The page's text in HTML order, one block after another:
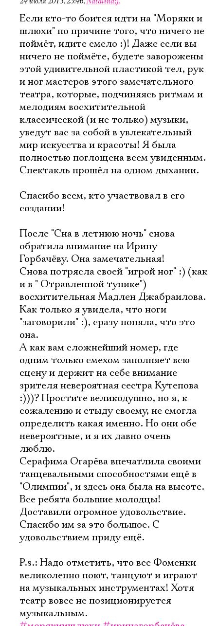
Если кто-то боится идти на "Моряки и
шлюхи" по причине того, что ничего не
поймёт, идите смело :)! Даже если вы
ничего не поймёте, будете заворожены
этой удивительной пластикой тел, рук
и ног мастеров этого замечательного
театра, которые, подчиняясь ритмам и
мелодиям восхитительной
классической (и не только) музыки,
уведут вас за собой в увлекательный
мир искусства и красоты! Я была
полностью поглощена всем увиденным.
Спектакль прошёл на одном дыхании.
Спасибо всем, кто участвовал в его
создании!
После "Сна в летнюю ночь" снова
обратила внимание на Ирину
Горбачёву. Она замечательная!
Снова потрясла своей "игрой ног" :) (как
и в " Отравленной тунике")
восхитительная Мадлен Джабраилова.
Как только я увидела, что ноги
"заговорили" :), сразу поняла, что это
она.
А как вам сложнейший номер, где
одним только смехом заполняет всю
сцену и держит на себе внимание
зрителя невероятная сестра Кутепова
:)))? Простите великодушно, но я, к
сожалению и стыду своему, не смогла
определить какая именно. Но они обе
невероятные, и я их давно очень
люблю.
Серафима Огарёва впечатлила своими
танцевальными способностями ещё в
"Олимпии", и здесь она была на высоте.
Все ребята большие молодцы!
Доставили огромное удовольствие.
Спасибо им за это большое. С
удовольствием приду ещё.
P.s.: Надо отметить, что все Фоменки
великолепно поют, танцуют и играют
на музыкальных инструментах! Хотя
театр вовсе не позиционируется
музыкальным.
Электропочта
Имя
Ознакомиться